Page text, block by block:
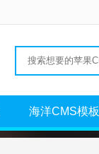
海洋CMS模板